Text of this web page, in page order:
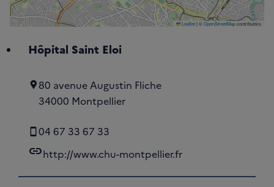
Leaflet| ©OpenStreetMapcontributors
Hôpital Saint Eloi
80 avenue Augustin Fliche
34000 Montpellier
04 67 33 67 33
linkhttp://www.chu-montpellier.fr